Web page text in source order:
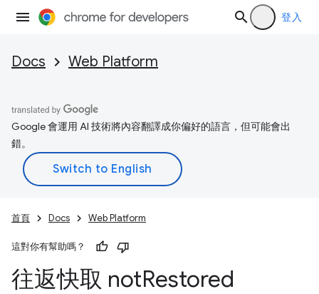
登入
Docs Web Platform
Google 會運用 AI 技術將內容翻譯成你偏好的語言，但可能會出
錯。
首頁 Docs Web Platform
這對你有幫助嗎？
往返快取 notRestored